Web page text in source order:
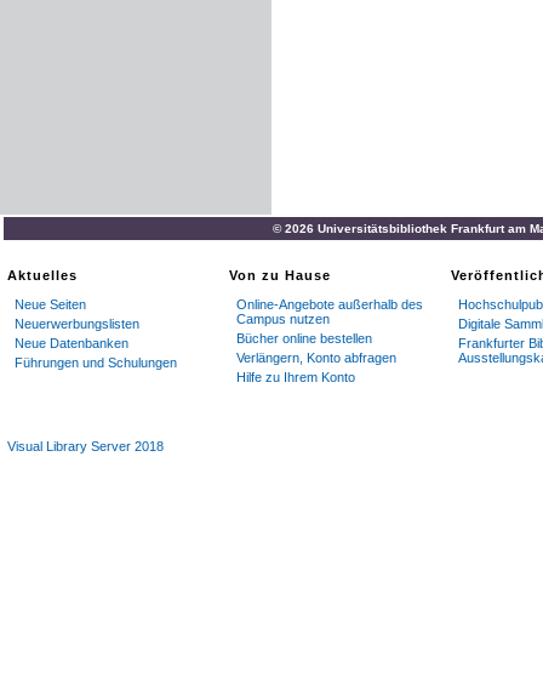
© 2026 Universitätsbibliothek Frankfurt am
Aktuelles
Neue Seiten
Neuerwerbungslisten
Neue Datenbanken
Führungen und Schulungen
Von zu Hause
Online-Angebote außerhalb des
Campus nutzen
Bücher online bestellen
Verlängern, Konto abfragen
Hilfe zu Ihrem Konto
Digitale
Frankfurter
Visual Library Server 2018